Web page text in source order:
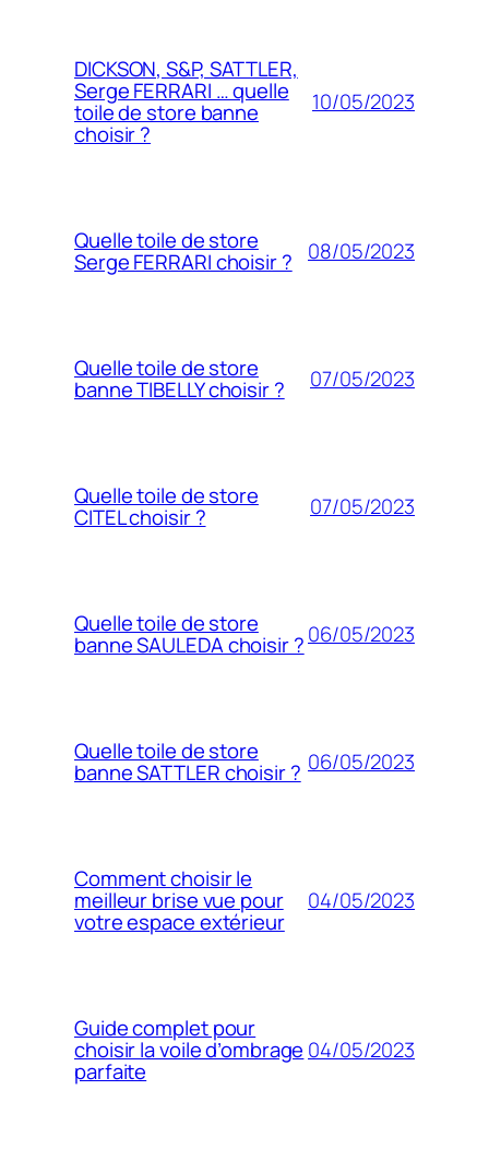
DICKSON, S&P, SATTLER,
Serge FERRARI … quelle
toile de store banne
choisir ?
10/05/2023
Quelle toile de store
Serge FERRARI choisir ? 08/05/2023
Quelle toile de store
banne TIBELLY choisir ? 07/05/2023
Quelle toile de store
CITEL choisir ? 07/05/2023
Quelle toile de store
banne SAULEDA choisir ?06/05/2023
Quelle toile de store
banne SATTLER choisir ? 06/05/2023
Comment choisir le
meilleur brise vue pour
votre espace extérieur
04/05/2023
Guide complet pour
choisir la voile d’ombrage
parfaite
04/05/2023